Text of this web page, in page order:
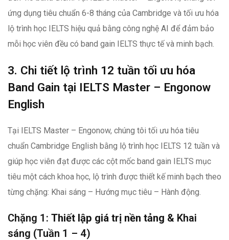
ứng dụng tiêu chuẩn 6-8 tháng của Cambridge và tối ưu hóa
lộ trình học IELTS hiệu quả bằng công nghệ AI để đảm bảo
mỗi học viên đều có band gain IELTS thực tế và minh bạch.
3. Chi tiết lộ trình 12 tuần tối ưu hóa
Band Gain tại IELTS Master – Engonow
English
Tại IELTS Master – Engonow, chúng tôi tối ưu hóa tiêu
chuẩn Cambridge English bằng lộ trình học IELTS 12 tuần và
giúp học viên đạt được các cột mốc band gain IELTS mục
tiêu một cách khoa học, lộ trình được thiết kế minh bạch theo
từng chặng: Khai sáng – Hướng mục tiêu – Hành động.
Chặng 1: Thiết lập giá trị nền tảng & Khai
sáng (Tuần 1 – 4)